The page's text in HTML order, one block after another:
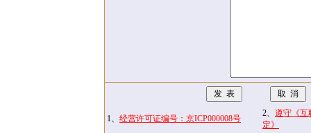
1、 经营许可证编号：京ICP000008号
2、 遵守《互
定》